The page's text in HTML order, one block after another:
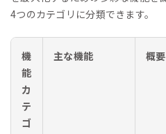
4つのカテゴリに分類できます。
機
能
カ
テ
ゴ
主な機能 概要